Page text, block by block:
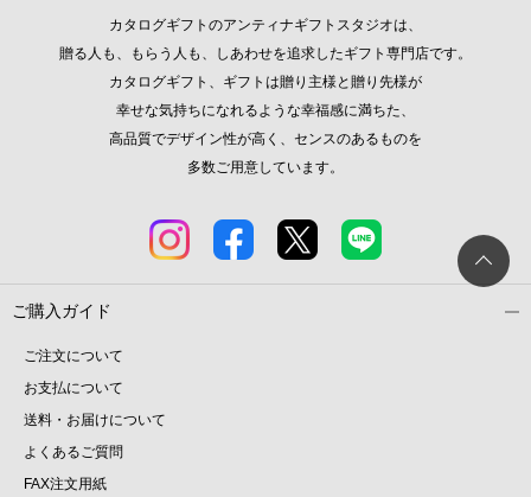
カタログギフトのアンティナギフトスタジオは、
贈る人も、もらう人も、しあわせを追求したギフト専門店です。
カタログギフト、ギフトは贈り主様と贈り先様が
幸せな気持ちになれるような幸福感に満ちた、
高品質でデザイン性が高く、センスのあるものを
多数ご用意しています。
ご購入ガイド
ご注文について
お支払について
送料・お届けについて
よくあるご質問
FAX注文用紙